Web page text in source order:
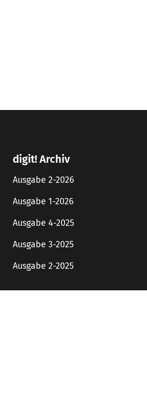
digit! Archiv
Ausgabe 2-2026
Ausgabe 1-2026
Ausgabe 4-2025
Ausgabe 3-2025
Ausgabe 2-2025